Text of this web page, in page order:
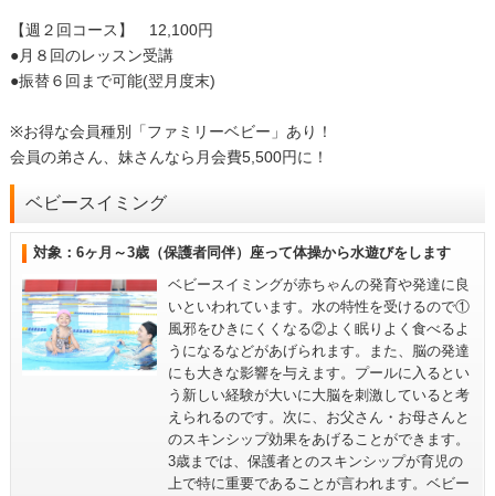
【週２回コース】 12,100円
●月８回のレッスン受講
●振替６回まで可能(翌月度末)
※お得な会員種別「ファミリーベビー」あり！
会員の弟さん、妹さんなら月会費5,500円に！
ベビースイミング
対象：6ヶ月～3歳（保護者同伴）座って体操から水遊びをします
ベビースイミングが赤ちゃんの発育や発達に良
いといわれています。水の特性を受けるので①
風邪をひきにくくなる②よく眠りよく食べるよ
うになるなどがあげられます。また、脳の発達
にも大きな影響を与えます。プールに入るとい
う新しい経験が大いに大脳を刺激していると考
えられるのです。次に、お父さん・お母さんと
のスキンシップ効果をあげることができます。
3歳までは、保護者とのスキンシップが育児の
上で特に重要であることが言われます。ベビー